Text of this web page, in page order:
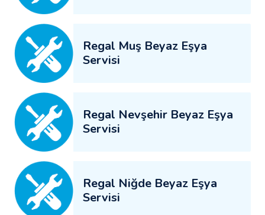
Regal Muş Beyaz Eşya
Servisi
Regal Nevşehir Beyaz Eşya
Servisi
Regal Niğde Beyaz Eşya
Servisi